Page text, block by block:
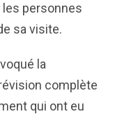
personnes
sa visite.
la
complète
qui ont eu